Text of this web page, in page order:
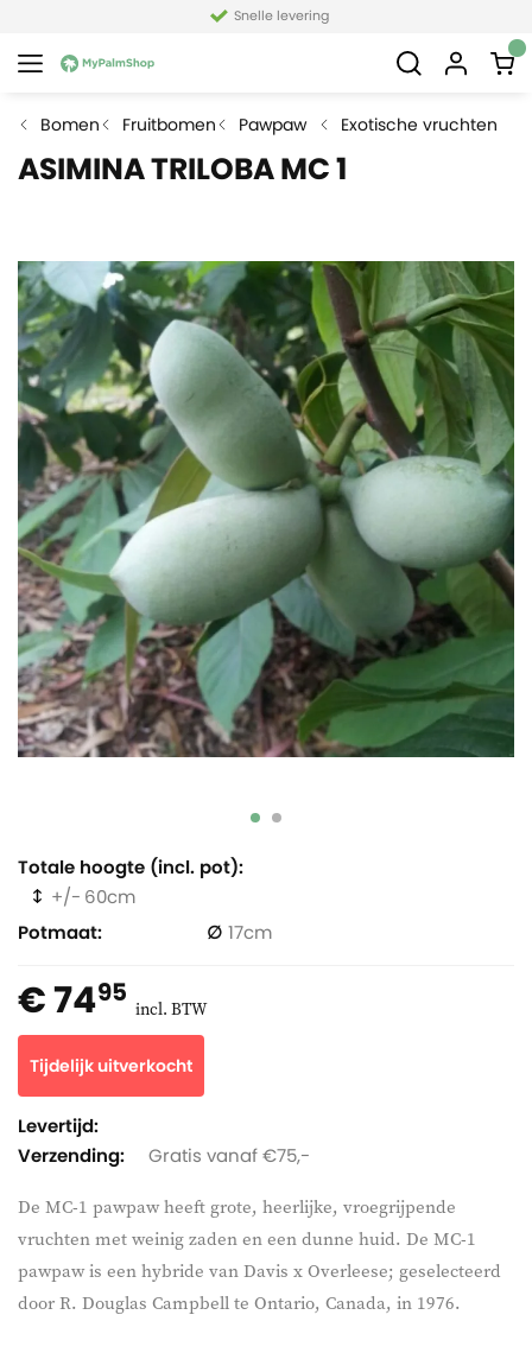
Snelle levering
Bomen Fruitbomen Pawpaw Exotische vruchten
ASIMINA TRILOBA MC 1
De MC-1 pawpaw heeft grote, heerlijke, vroegrijpende
vruchten met weinig zaden en een dunne huid. De MC-1
pawpaw is een hybride van Davis x Overleese; geselecteerd
door R. Douglas Campbell te Ontario, Canada, in 1976.
Totale hoogte (incl. pot)
60
Potmaat
17
€ 7495 incl. BTW
Tijdelijk uitverkocht
Levertijd:
Verzending:
Gratis vanaf €75,-